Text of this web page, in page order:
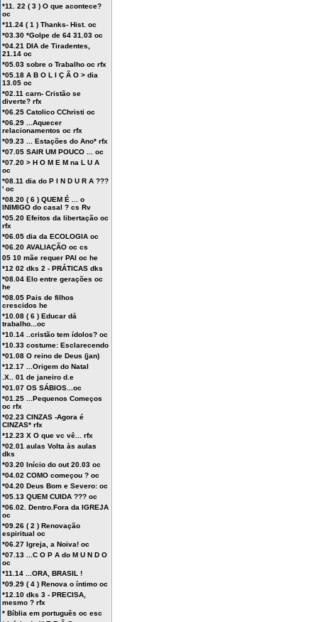
*11. 22 ( 3 ) O que acontece?
oc
*11.24 ( 1 ) Thanks- Hist. oc
*03.30 *Golpe de 64 31.03 oc
*04.21 DIA de Tiradentes,
21.14 oc
*05.03 sobre o Trabalho oc rfx
*05.18 A B O L I Ç Ã O > dia
13.05 oc
*02.11 carn- Cristão se
diverte? rfx
*06.25 Catolico CChristi oc
*06.29 ...Aquecer
relacionamentos oc rfx
*09.23 ... Estações do Ano* rfx
*07.05 SAIR UM POUCO ... oc
*07.20 > H O M E M na L U A
oc
*08.11 dia do P I N D U R A ???
' oc
*08.20 ( 6 ) QUEM É ... o
INIMIGO do casal ? cs Rv
*05.20 Efeitos da libertação oc
rfx
*06.05 dia da ECOLOGIA oc
*06.20 AVALIAÇÃO oc cs
05 10 mãe requer PAI oc he
*12 02 dks 2 - PRÁTICAS dks
*08.04 Elo entre gerações oc
he
*08.05 Pais de filhos
crescidos he
*10.08 ( 6 ) Educar dá
trabalho...oc
*10.14 ..cristão tem ídolos? oc
*10.33 costume: Esclarecendo
*01.08 O reino de Deus (jan)
*12.17 ...Origem do Natal
.X.. 01 de janeiro d.e
*01.07 OS SÁBIOS...oc
*01.25 ...Pequenos Começos
oc rfx
*02.23 CINZAS -Agora é
CINZAS* rfx
*12.23 X O que vc vê... rfx
*02.01 aulas Volta às aulas
dks
*03.20 Início do out 20.03 oc
*04.02 COMO começou ? oc
*04.20 Deus Bom e Severo: oc
*05.13 QUEM CUIDA ??? oc
*06.02. Dentro.Fora da IGREJA
oc
*09.26 ( 2 ) Renovação
espiritual oc
*06.27 Igreja, a Noiva! oc
*07.13 ...C O P A do M U N D O
oc
*11.14 ...ORA, BRASIL !
*09.29 ( 4 ) Renova o íntimo oc
*12.10 dks 3 - PRECISA,
mesmo ? rfx
* Bíblia em português oc esc